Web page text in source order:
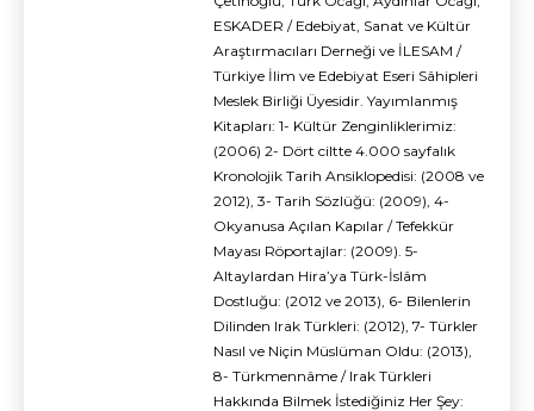
ESKADER / Edebiyat, Sanat ve Kültür
Araştırmacıları Derneği ve İLESAM /
Türkiye İlim ve Edebiyat Eseri Sâhipleri
Meslek Birliği Üyesidir. Yayımlanmış
Kitapları: 1- Kültür Zenginliklerimiz:
(2006) 2- Dört ciltte 4.000 sayfalık
Kronolojik Tarih Ansiklopedisi: (2008 ve
2012), 3- Tarih Sözlüğü: (2009), 4-
Okyanusa Açılan Kapılar / Tefekkür
Mayası Röportajlar: (2009). 5-
Altaylardan Hira’ya Türk-İslâm
Dostluğu: (2012 ve 2013), 6- Bilenlerin
Dilinden Irak Türkleri: (2012), 7- Türkler
Nasıl ve Niçin Müslüman Oldu: (2013),
8- Türkmennâme / Irak Türkleri
Hakkında Bilmek İstediğiniz Her Şey: